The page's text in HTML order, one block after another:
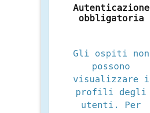
Autenticazione
obbligatoria
Gli ospiti non
possono
visualizzare i
profili degli
utenti. Per